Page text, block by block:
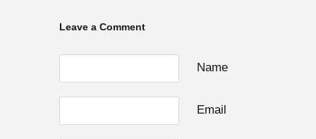
Leave a Comment
Name
Email